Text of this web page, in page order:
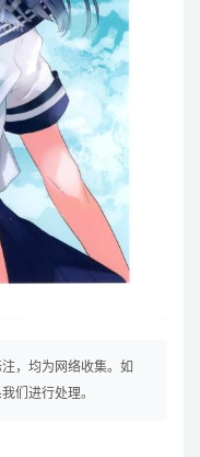
，均为网络收集。如
们进行处理。